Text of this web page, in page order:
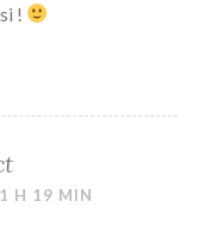
!
H 19 MIN